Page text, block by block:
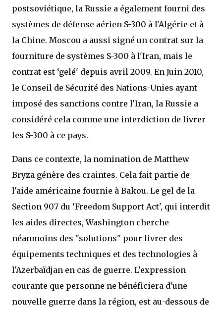
postsoviétique, la Russie a également fourni des
systèmes de défense aérien S-300 à l'Algérie et à
la Chine. Moscou a aussi signé un contrat sur la
fourniture de systèmes S-300 à l'Iran, mais le
contrat est ‘gelé' depuis avril 2009. En Juin 2010,
le Conseil de Sécurité des Nations-Unies ayant
imposé des sanctions contre l'Iran, la Russie a
considéré cela comme une interdiction de livrer
les S-300 à ce pays.
Dans ce contexte, la nomination de Matthew
Bryza génère des craintes. Cela fait partie de
l'aide américaine fournie à Bakou. Le gel de la
Section 907 du ‘Freedom Support Act', qui interdit
les aides directes, Washington cherche
néanmoins des "solutions" pour livrer des
équipements techniques et des technologies à
l'Azerbaïdjan en cas de guerre. L'expression
courante que personne ne bénéficiera d'une
nouvelle guerre dans la région, est au-dessous de